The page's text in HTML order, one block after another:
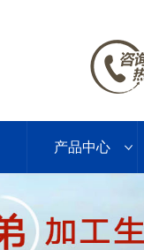
产品中心